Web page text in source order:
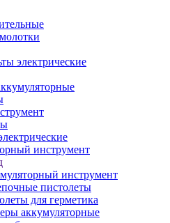
электрические
инструмент
инструмент
пистолеты
для герметика
аккумуляторные